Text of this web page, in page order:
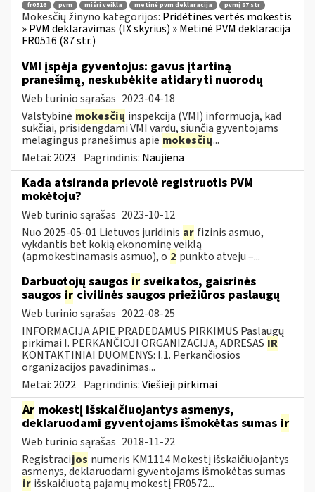
fr0516 pvm mišri veikla metinė pvm deklaracija pvmį 87 str
Mokesčių žinyno kategorijos: Pridėtinės vertės mokestis
» PVM deklaravimas (IX skyrius) » Metinė PVM deklaracija
FR0516 (87 str.)
VMI įspėja gyventojus: gavus įtartiną
pranešimą, neskubėkite atidaryti nuorodų
Web turinio sąrašas 2023-04-18
Valstybinė mokesčių inspekcija (VMI) informuoja, kad
sukčiai, prisidengdami VMI vardu, siunčia gyventojams
melagingus pranešimus apie mokesčių...
Metai: 2023 Pagrindinis: Naujiena
Kada atsiranda prievolė registruotis PVM
mokėtoju?
Web turinio sąrašas 2023-10-12
Nuo 2025-05-01 Lietuvos juridinis ar fizinis asmuo,
vykdantis bet kokią ekonominę veiklą
(apmokestinamasis asmuo), o 2 punkto atveju –...
Darbuotojų saugos ir sveikatos, gaisrinės
saugos ir civilinės saugos priežiūros paslaugų
Web turinio sąrašas 2022-08-25
INFORMACIJA APIE PRADEDAMUS PIRKIMUS Paslaugų
pirkimai I. PERKANČIOJI ORGANIZACIJA, ADRESAS IR
KONTAKTINIAI DUOMENYS: I.1. Perkančiosios
organizacijos pavadinimas...
Metai: 2022 Pagrindinis:Viešieji pirkimai
Ar mokestį išskaičiuojantys asmenys,
deklaruodami gyventojams išmokėtas sumas ir
Web turinio sąrašas 2018-11-22
Registracijos numeris KM1114 Mokestį išskaičiuojantys
asmenys, deklaruodami gyventojams išmokėtas sumas
ir išskaičiuotą pajamų mokestį FR0572...